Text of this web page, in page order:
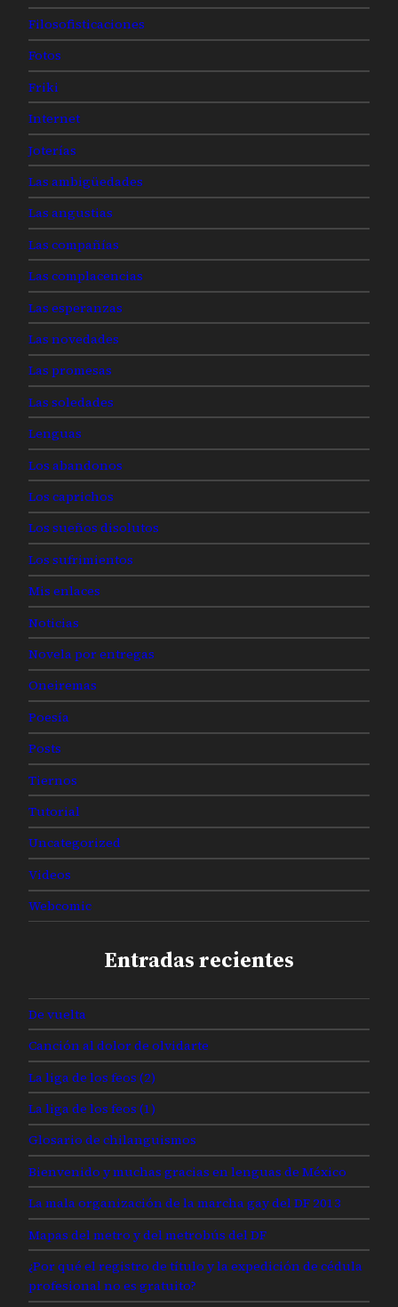
Filosofisticaciones
Fotos
Friki
Internet
Joterías
Las ambigüedades
Las angustias
Las compañías
Las complacencias
Las esperanzas
Las novedades
Las promesas
Las soledades
Lenguas
Los abandonos
Los caprichos
Los sueños disolutos
Los sufrimientos
Mis enlaces
Noticias
Novela por entregas
Oneiremas
Poesía
Posts
Tiernos
Tutorial
Uncategorized
Videos
Webcomic
Entradas recientes
De vuelta
Canción al dolor de olvidarte
La liga de los feos (2)
La liga de los feos (1)
Glosario de chilanguismos
Bienvenido y muchas gracias en lenguas de México
La mala organización de la marcha gay del DF 2013
Mapas del metro y del metrobús del DF
¿Por qué el registro de título y la expedición de cédula
profesional no es gratuito?